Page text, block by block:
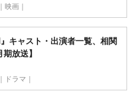
｜映画｜
』キャスト・出演者一覧、相関
放送】
｜ドラマ｜